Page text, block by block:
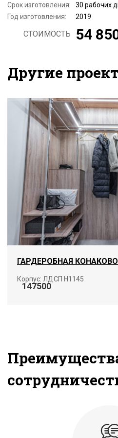
Срок изготовления:
30 рабочих
Год изготовления:
2019
СТОИМОСТЬ 54
Другие
ГАРДЕРОБНАЯ
Корпус: ЛДСП Н1145
147500